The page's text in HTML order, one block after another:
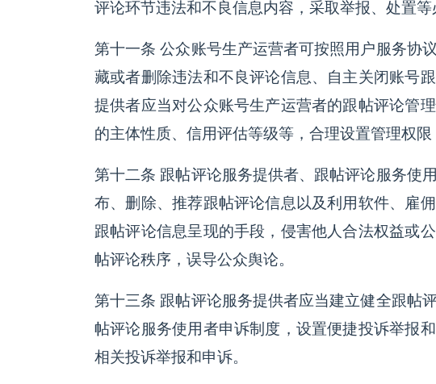
评论环节违法和不良信息内容，采取举报、处置等
第十一条 公众账号生产运营者可按照用户服务协
藏或者删除违法和不良评论信息、自主关闭账号
提供者应当对公众账号生产运营者的跟帖评论管
的主体性质、信用评估等级等，合理设置管理权限
第十二条 跟帖评论服务提供者、跟帖评论服务使
布、删除、推荐跟帖评论信息以及利用软件、雇
跟帖评论信息呈现的手段，侵害他人合法权益或
帖评论秩序，误导公众舆论。
第十三条 跟帖评论服务提供者应当建立健全跟帖
帖评论服务使用者申诉制度，设置便捷投诉举报
相关投诉举报和申诉。